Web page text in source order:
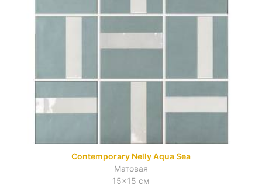
Contemporary Nelly Aqua Sea
Матовая
15x15 см